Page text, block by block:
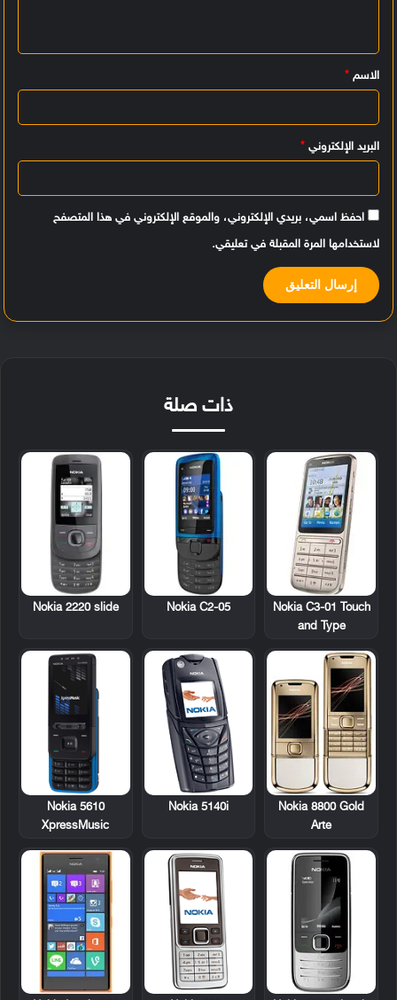
ي
ق
الاسم *
البريد الإلكتروني *
احفظ اسمي، بريدي الإلكتروني، والموقع الإلكتروني في هذا المتصفح
لاستخدامها المرة المقبلة في تعليقي.
ذات صلة
Nokia C3-01 Touch
and Type
Nokia C2-05
Nokia 2220 slide
Nokia 8800 Gold
Arte
Nokia 5140i
Nokia 5610
XpressMusic